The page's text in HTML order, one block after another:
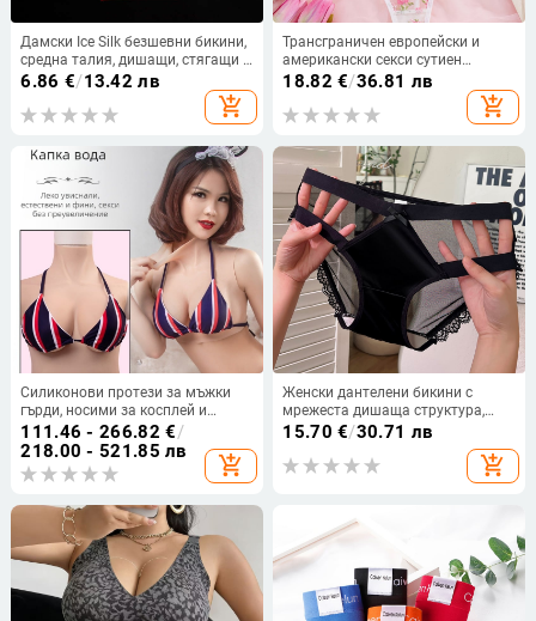
Дамски Ice Silk безшевни бикини,
средна талия, дишащи, стягащи и
повдигащи ханша
6.86 €/13.42 лв
add_shopping_cart
Трансграничен европейски и
американски секси сутиен
костюм малък флорален секси
костюм перспектива секси бельо
бельо костюм
18.82 €/36.81 лв
add_shopping_cart
Силиконови протези за мъжки
гърди, носими за косплей и
превъплъщение, реалистични
изкуствени гърди
111.46 - 266.82 €/
218.00 - 521.85 лв
add_shopping_cart
Женски дантелени бикини с
мрежеста дишаща структура,
плетени; основен материал:
найлон 70–80%; подплата: памук
95–100%; талия: средна; модел:
15.70 €/30.71 лв
add_shopping_cart